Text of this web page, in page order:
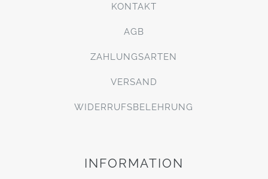
KONTAKT
AGB
ZAHLUNGSARTEN
VERSAND
WIDERRUFSBELEHRUNG
INFORMATION